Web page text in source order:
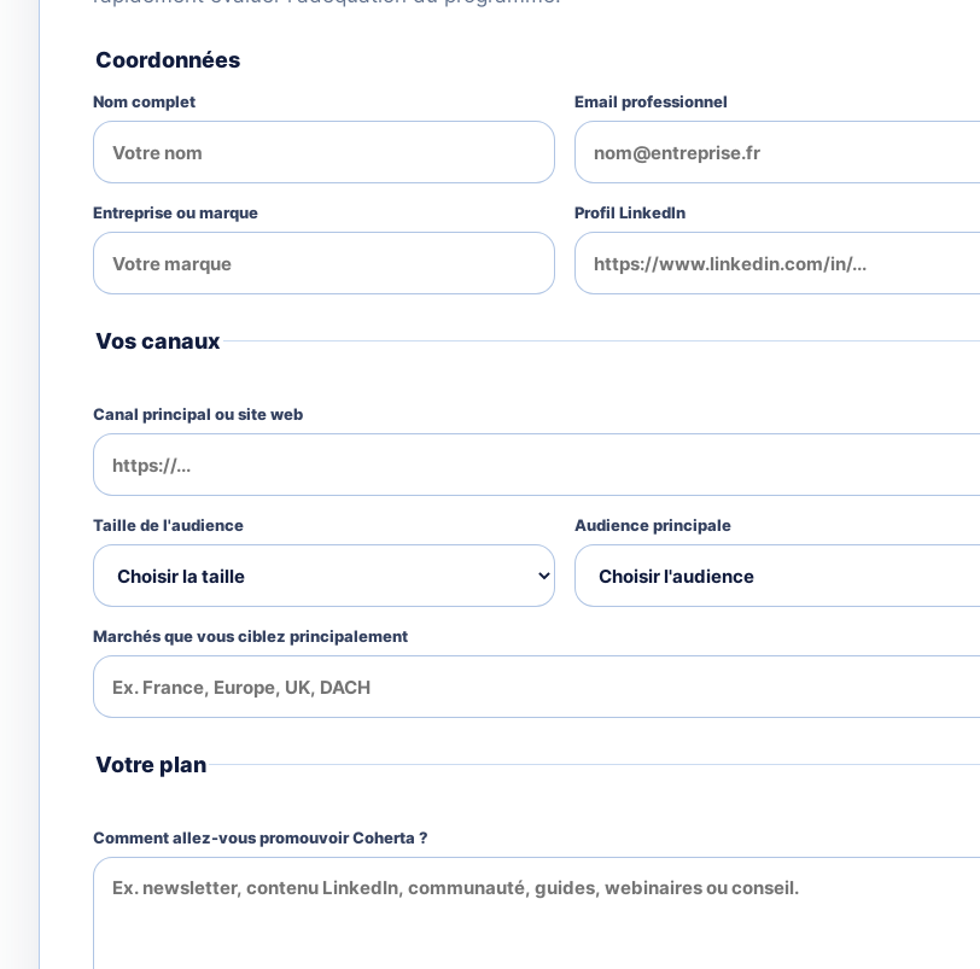
Coordonnées
Nom complet Email professionnel
Entreprise ou marque Profil LinkedIn
Vos canaux
Canal principal ou site web
Taille de l'audience Audience principale
Marchés que vous ciblez principalement
Votre plan
Comment allez-vous promouvoir Coherta ?